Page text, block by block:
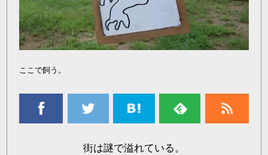
ここで飼う。
街は謎で溢れている。